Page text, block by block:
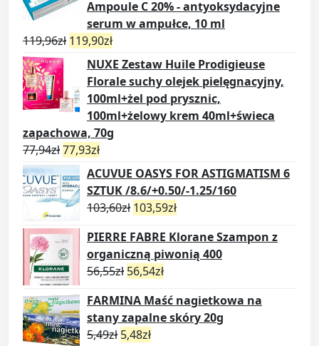
Ampoule C 20% - antyoksydacyjne
serum w ampułce, 10 ml
119,96zł 119,90zł
NUXE Zestaw Huile Prodigieuse
Florale suchy olejek pielęgnacyjny,
100ml+żel pod prysznic,
100ml+żelowy krem 40ml+świeca
zapachowa, 70g
77,94zł77,93zł
ACUVUE OASYS FOR ASTIGMATISM 6
SZTUK /8.6/+0.50/-1.25/160
103,60zł 103,59zł
PIERRE FABRE Klorane Szampon z
organiczną piwonią 400
56,55zł 56,54zł
FARMINA Maść nagietkowa na
stany zapalne skóry 20g
5,49zł 5,48zł